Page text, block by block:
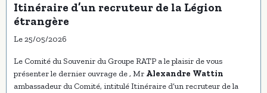
Itinéraire d’un recruteur de la Légion
étrangère
Le 25/05/2026
Le Comité du Souvenir du Groupe RATP a le plaisir de vous
présenter le dernier ouvrage de , Mr Alexandre Wattin
ambassadeur du Comité, intitulé Itinéraire d’un recruteur de la